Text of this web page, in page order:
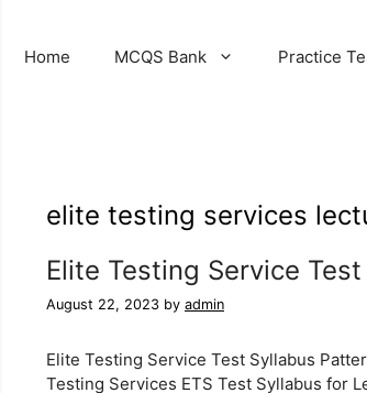
Home MCQS Bank Practice
elite testing services
Elite Testing Service
August 22, 2023 by admin
Elite Testing Service Test Syllabus
Testing Services ETS Test Syllabus for